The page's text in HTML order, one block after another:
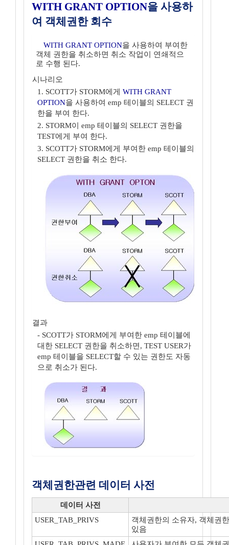
WITH GRANT OPTION을 사용하
여 객체권한 회수
WITH GRANT OPTION을 사용하여 부여한
객체 권한을 취소하면 취소 작업이 연쇄적으
로 수행 된다.
시나리오
1. SCOTT가 STORM에게 WITH GRANT
OPTION을 사용하여 emp 테이블의 SELECT 권
한을 부여 한다.
2. STORM이 emp 테이블의 SELECT 권한을
TEST에게 부여 한다.
3. SCOTT가 STORM에게 부여한 emp 테이블의
SELECT 권한을 취소 한다.
결과
- SCOTT가 STORM에게 부여한 emp 테이블에
대한 SELECT 권한을 취소하면, TEST USER가
emp 테이블을 SELECT할 수 있는 권한도 자동
으로 취소가 된다.
객체권한관련 데이터 사전
데이터 사전
USER_TAB_PRIVS
객체권한의 소유자, 객체권
있음